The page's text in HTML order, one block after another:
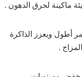
ماكينة لحرق الدهون .
أطول ويعزز الذاكرة
.